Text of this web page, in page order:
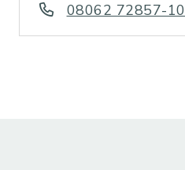
08062 72857-10